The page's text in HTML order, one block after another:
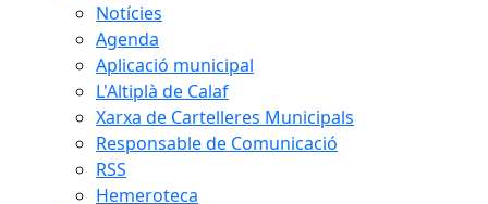
Notícies
Agenda
Aplicació municipal
L'Altiplà de Calaf
Xarxa de Cartelleres Municipals
Responsable de Comunicació
RSS
Hemeroteca